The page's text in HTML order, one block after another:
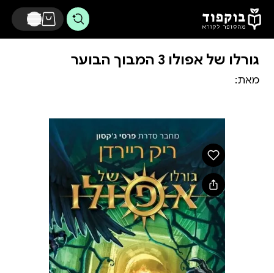
דלג לתוכן הראשי
גורלו של אפולו 3 המבוך הבוער
מאת: